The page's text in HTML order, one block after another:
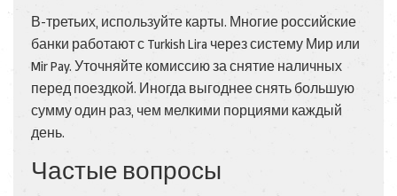
В-третьих, используйте карты. Многие российские
банки работают с Turkish Lira через систему Мир или
Mir Pay. Уточняйте комиссию за снятие наличных
перед поездкой. Иногда выгоднее снять большую
сумму один раз, чем мелкими порциями каждый
день.
Частые вопросы